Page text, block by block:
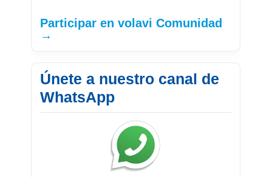
Participar en volavi Comunidad
→
Únete a nuestro canal de
WhatsApp